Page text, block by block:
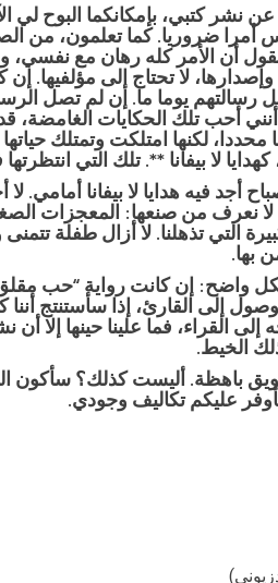
كتبي، بإمكانكما البوح لي
أمرا ضروريا. كما تعلمون، من
أن الأمر كله رهان مع نفسي،
لا تحتاج إلى مؤلفيها. إن
يوما ما. إن لم تصل
أحب تلك الحكايات الغامضة،
محددا، لكنها امتلكت وتمتلك
لا بيفانا **. تلك التي
فيه هدايا لا بيفانا أمامي. لا
نعرف من صنعها: المعجزات
التي تذهلنا. لا أزال طفلة
بها.
واضح: إن كانت رواية “حب
إلى القارئ، إذا سأستنتج أننا
القراء، فما علينا حينها إلا أن
الخيط.
باهظة. أليست كذلك؟ سأكون
عليكم تكاليف وجودي.